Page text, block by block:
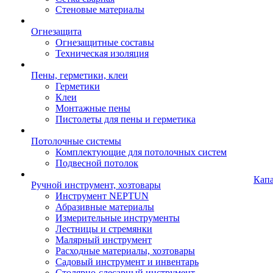
Стеновые материалы
Огнезащита
Огнезащитные составы
Техническая изоляция
Пены, герметики, клеи
Герметики
Клеи
Монтажные пены
Пистолеты для пены и герметика
Потолочные системы
Комплектующие для потолочных систем
Подвесной потолок
Ручной инструмент, хозтовары
Инструмент NEPTUN
Абразивные материалы
Измерительные инструменты
Лестницы и стремянки
Малярный инструмент
Расходные материалы, хозтовары
Садовый инструмент и инвентарь